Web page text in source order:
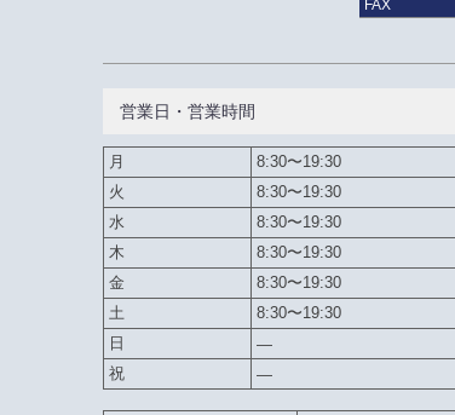
FAX
営業日・営業時間
月
8:30〜19:30
火
8:30〜19:30
水
8:30〜19:30
木
8:30〜19:30
金
8:30〜19:30
土
8:30〜19:30
日
—
祝
—